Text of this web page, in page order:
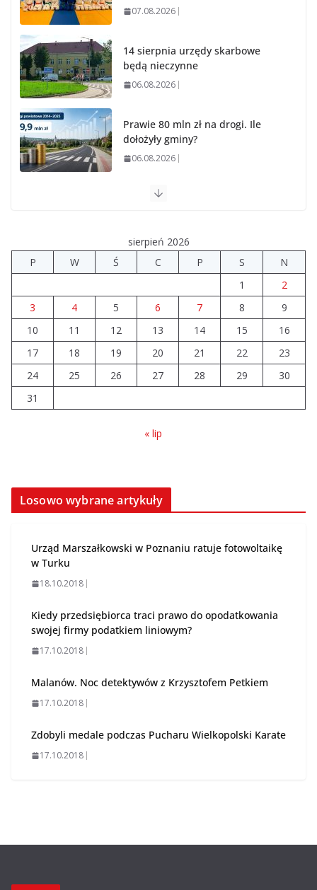
07.08.2026
14 sierpnia urzędy skarbowe
będą nieczynne
06.08.2026
Prawie 80 mln zł na drogi. Ile
dołożyły gminy?
06.08.2026
Szkoła we Władysławowie przechodzi modernizację
Prawie 20 tys. zł dla dyrektora szpitala. Podwyżka
mimo finansowych problemów
Brylant dla Turku? 255. miejsce
trudno uznać za sukces
07.08.2026
sierpień 2026
P
W Ś C P S
N
1
2
3
4 5 6 7 8
9
10
11 12 13 14 15
16
17
18 19 20 21 22
23
24
25 26 27 28 29
30
31
« lip
Losowo wybrane artykuły
Urząd Marszałkowski w Poznaniu ratuje fotowoltaikę
w Turku
18.10.2018
Kiedy przedsiębiorca traci prawo do opodatkowania
swojej firmy podatkiem liniowym?
17.10.2018
Malanów. Noc detektywów z Krzysztofem Petkiem
17.10.2018
Zdobyli medale podczas Pucharu Wielkopolski Karate
17.10.2018